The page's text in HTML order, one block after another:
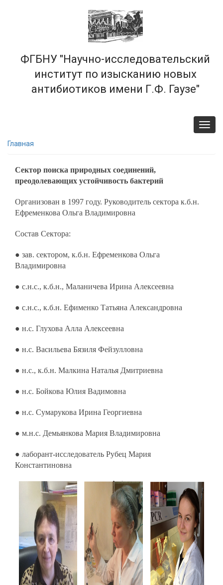
ФГБНУ "Научно-исследовательский
институт по изысканию новых
антибиотиков имени Г.Ф. Гаузе"
Главная
Сектор поиска природных соединений,
преодолевающих устойчивость бактерий
Организован в 1997 году. Руководитель сектора к.б.н.
Ефременкова Ольга Владимировна
Состав Сектора:
● зав. сектором, к.б.н. Ефременкова Ольга
Владимировна
● с.н.с., к.б.н., Маланичева Ирина Алексеевна
● с.н.с., к.б.н. Ефименко Татьяна Александровна
● н.с. Глухова Алла Алексеевна
● н.с. Васильева Бязиля Фейзулловна
● н.с., к.б.н. Малкина Наталья Дмитриевна
● н.с. Бойкова Юлия Вадимовна
● н.с. Сумарукова Ирина Георгиевна
● м.н.с. Демьянкова Мария Владимировна
● лаборант-исследователь Рубец Мария
Константиновна